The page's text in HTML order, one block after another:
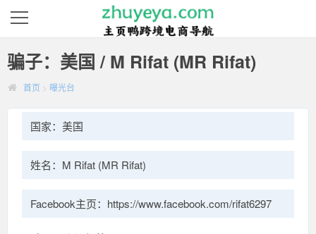
骗子：美国 / M Rifat (MR Rifat)
首页 > 曝光台
国家：美国
姓名：M Rifat (MR Rifat)
Facebook主页：https://www.facebook.com/rifat6297